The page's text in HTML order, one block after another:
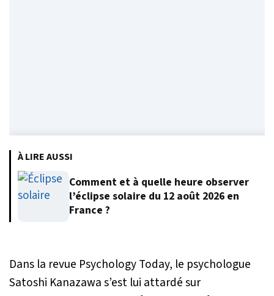
À LIRE AUSSI
Comment et à quelle heure observer
l’éclipse solaire du 12 août 2026 en
France ?
Dans la revue Psychology Today, le psychologue
Satoshi Kanazawa s’est lui attardé sur